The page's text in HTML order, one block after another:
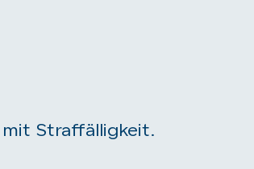
Straffälligkeit.